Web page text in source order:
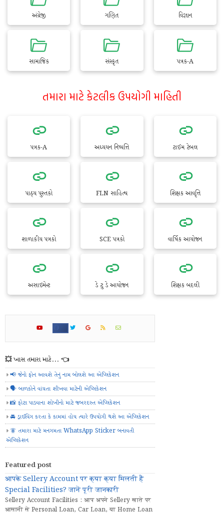
અંગ્રેજી ગણિત વિજ્ઞાન
સામાજિક સંસ્કૃત પત્રક-A
તમારા માટે કેટલીક ઉપયોગી માહિતી
પત્રક-A અધ્યયન નિષ્પત્તિ ટાઈમ ટેબલ
પાઠ્ય પુસ્તકો FLN સાહિત્ય શિક્ષક આવૃત્તિ
શાળાકીય પત્રકો SCE પત્રકો વાર્ષિક આયોજન
અસાઇમેન્ટ ડે ટુ ડે આયોજન શિક્ષક બદલી
💥 ખાસ તમારા માટે... 👈
📢 જેનો ફોન આવશે તેનું નામ બોલશે આ એપ્લિકેશન
🗣️ બાળકોને વાંચતા શીખવા માટેની એપ્લિકેશન
📸 ફોટા પાડવાના શોખીનો માટે જબરદસ્ત એપ્લિકેશન
🚘 ડ્રાઈવિંગ કરતા કે કામમાં હોય ત્યારે ઉપયોગી થશે આ એપ્લિકેશન
🧚 તમારા માટે મનગમતા WhatsApp Sticker બનાવતી
એપ્લિકેશન
Featured post
आपके Sellery Account पर क्या क्या मिलती हैं
Special Facilities? जानें पूरी जानकारी
Sellery Account Facilities : आप अपने Sellery खाते पर
आसानी से Personal Loan, Car Loan, या Home Loan